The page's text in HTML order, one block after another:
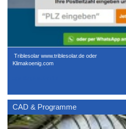
Triblesolar www.triblesolar.de oder
Klimakoenig.com
CAD & Programme